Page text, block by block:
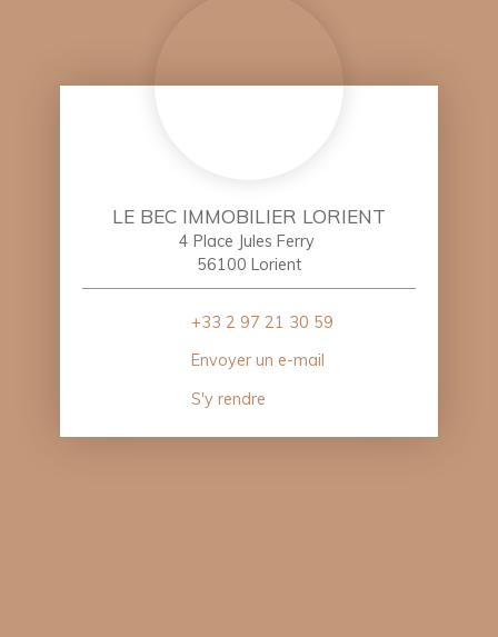
LE BEC IMMOBILIER LORIENT
4 Place Jules Ferry
56100 Lorient
+33 2 97 21 30 59
Envoyer un e-mail
S'y rendre